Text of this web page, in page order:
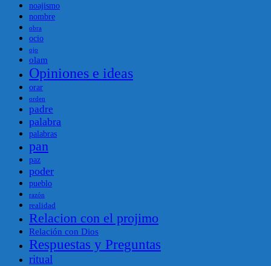
noajismo
nombre
obra
ocio
ojo
olam
Opiniones e ideas
orar
orden
padre
palabra
palabras
pan
paz
poder
pueblo
razón
realidad
Relacion con el projimo
Relación con Dios
Respuestas y Preguntas
ritual